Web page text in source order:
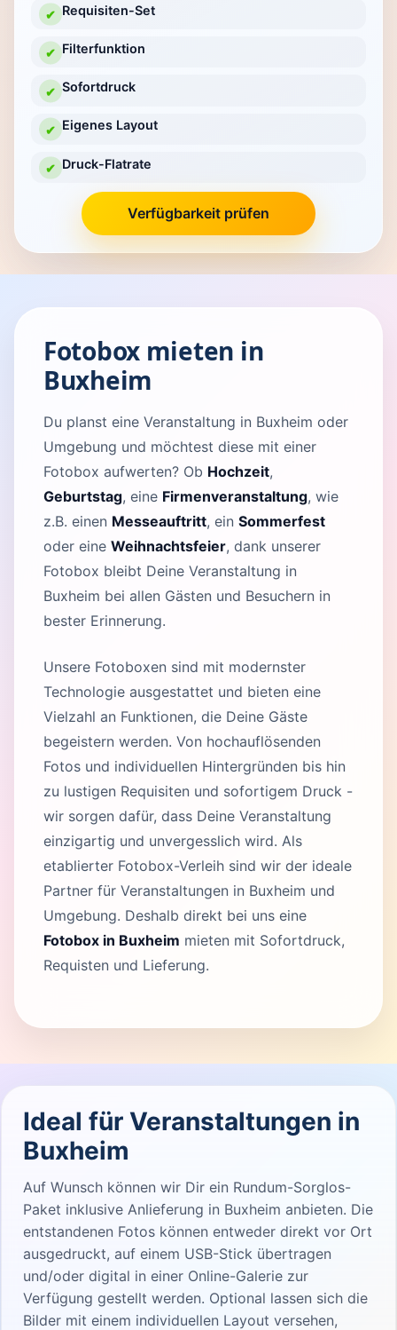
✔ Requisiten-Set
✔ Filterfunktion
✔ Sofortdruck
✔ Eigenes Layout
✔ Druck-Flatrate
Verfügbarkeit prüfen
Fotobox mieten in
Buxheim
Du planst eine Veranstaltung in Buxheim oder
Umgebung und möchtest diese mit einer
Fotobox aufwerten? Ob Hochzeit,
Geburtstag, eine Firmenveranstaltung, wie
z.B. einen Messeauftritt, ein Sommerfest
oder eine Weihnachtsfeier, dank unserer
Fotobox bleibt Deine Veranstaltung in
Buxheim bei allen Gästen und Besuchern in
bester Erinnerung.
Unsere Fotoboxen sind mit modernster
Technologie ausgestattet und bieten eine
Vielzahl an Funktionen, die Deine Gäste
begeistern werden. Von hochauflösenden
Fotos und individuellen Hintergründen bis hin
zu lustigen Requisiten und sofortigem Druck -
wir sorgen dafür, dass Deine Veranstaltung
einzigartig und unvergesslich wird. Als
etablierter Fotobox-Verleih sind wir der ideale
Partner für Veranstaltungen in Buxheim und
Umgebung. Deshalb direkt bei uns eine
Fotobox in Buxheim mieten mit Sofortdruck,
Requisten und Lieferung.
Ideal für Veranstaltungen in
Buxheim
Auf Wunsch können wir Dir ein Rundum-Sorglos-
Paket inklusive Anlieferung in Buxheim anbieten. Die
entstandenen Fotos können entweder direkt vor Ort
ausgedruckt, auf einem USB-Stick übertragen
und/oder digital in einer Online-Galerie zur
Verfügung gestellt werden. Optional lassen sich die
Bilder mit einem individuellen Layout versehen,